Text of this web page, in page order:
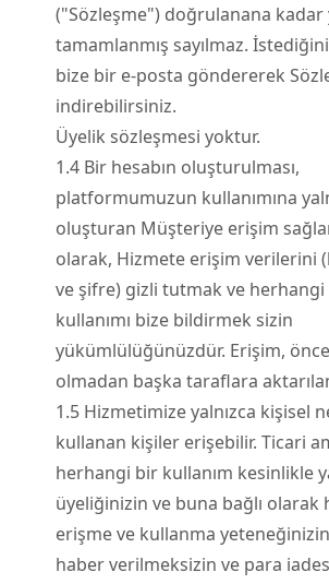
("Sözleşme") doğrulanana kadar
tamamlanmış sayılmaz.
bize bir e-posta göndererek
indirebilirsiniz.
Üyelik sözleşmesi yoktur.
1.4Bir hesabın oluşturulması,
platformumuzun kullanımına
oluşturan Müşteriye erişim
olarak, Hizmete erişim verilerini
ve şifre) gizli tutmak ve
kullanımı bize bildirmek sizin
yükümlülüğünüzdür. Erişim,
olmadan başka taraflara
1.5Hizmetimize yalnızca kişisel
kullanan kişiler erişebilir. Ticari
herhangi bir kullanım kesinlikle
üyeliğinizin ve buna bağlı olarak
erişme ve kullanma
haber verilmeksizin ve para